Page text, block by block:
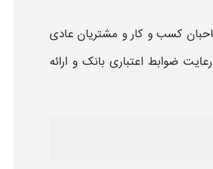
کسب‌ و کار و مشتریان عادی
ضوابط اعتباری بانک و ارائه